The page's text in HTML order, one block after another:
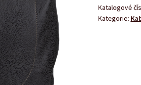
Katalogové
Kategorie: